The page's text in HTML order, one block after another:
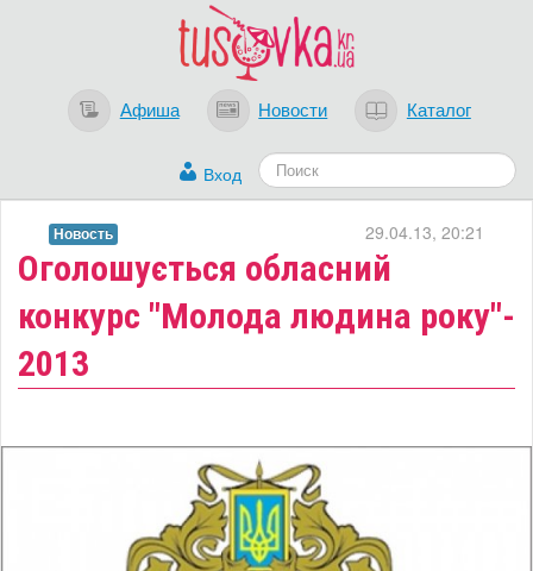
Афиша Новости Каталог
Вход
Оголошується обласний
конкурс "Молода людина року"-
2013
29.04.13, 20:21
Новость